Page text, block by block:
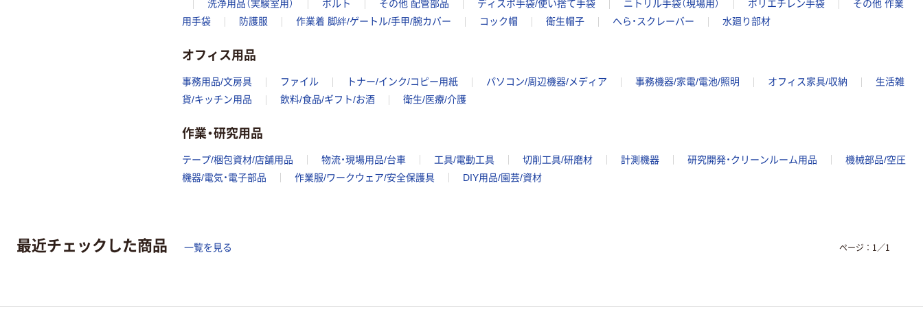
洗浄用品（実験室用）
ボルト その他 配管部品 ディスポ手袋/使い捨て手袋 ニトリル手袋（現場用） ポリエチレン手袋
その他 作業
用手袋
防護服 作業着 脚絆/ゲートル/手甲/腕カバー コック帽 衛生帽子 へら・スクレーバー 水廻り部材
オフィス用品
事務用品/文房具 ファイル トナー/インク/コピー用紙 パソコン/周辺機器/メディア 事務機器/家電/電池/照明 オフィス家具/収納
生活雑
貨/キッチン用品
飲料/食品/ギフト/お酒 衛生/医療/介護
作業・研究用品
テープ/梱包資材/店舗用品 物流・現場用品/台車 工具/電動工具 切削工具/研磨材 計測機器 研究開発・クリーンルーム用品
機械部品/空圧
機器/電気・電子部品
作業服/ワークウェア/安全保護具 DIY用品/園芸/資材
最近チェックした商品 一覧を見る ページ： 1 ／1